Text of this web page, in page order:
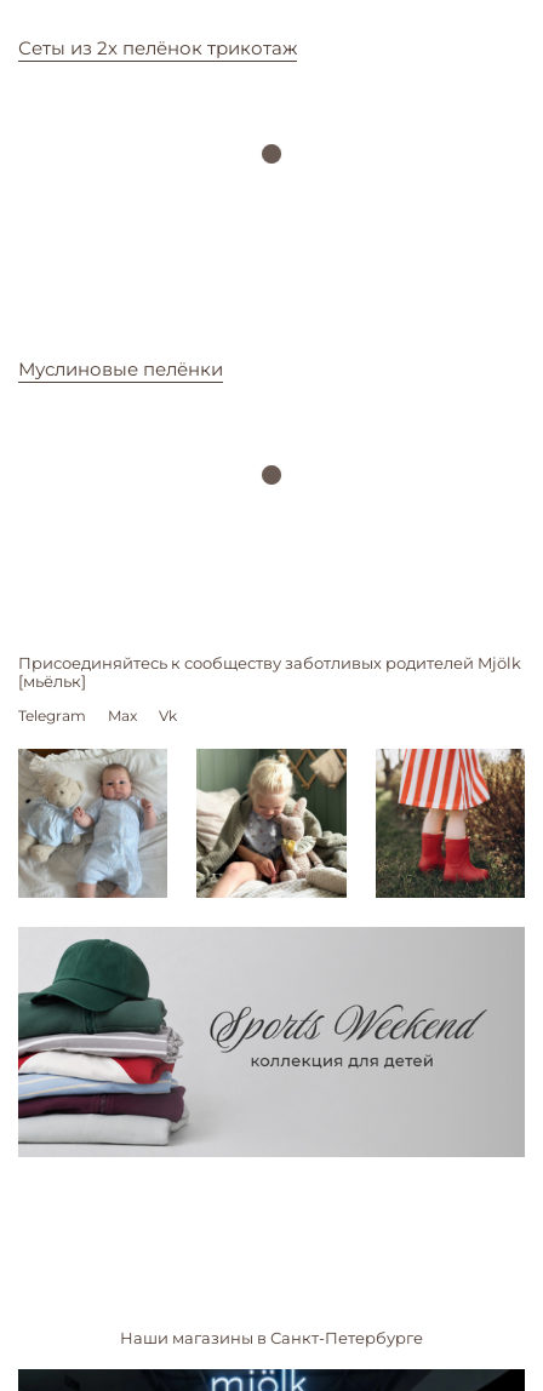
Сеты из 2х пелёнок трикотаж
Муслиновые пелёнки
Присоединяйтесь к сообществу заботливых родителей Mjölk
[мьёльк]
Telegram
Max Vk
Наши магазины в Санкт-Петербурге